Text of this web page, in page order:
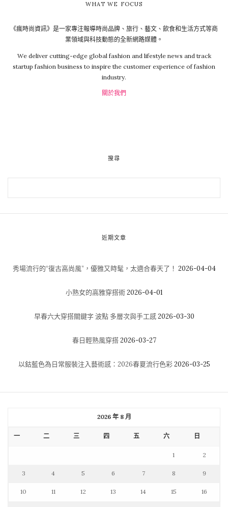
WHAT WE FOCUS
《瘋時尚資訊》是一家專注報導時尚品牌、旅行、藝文、飲食和生活方式等商
業領域與科技動態的全新網路媒體。
We deliver cutting-edge global fashion and lifestyle news and track
startup fashion business to inspire the customer experience of fashion
industry.
關於我們
搜尋
近期文章
秀場流行的“復古高尚風”，優雅又時髦，太適合春天了！ 2026-04-04
小熟女的高雅穿搭術 2026-04-01
早春六大穿搭關鍵字 波點 多層次與手工感 2026-03-30
春日輕熟風穿搭 2026-03-27
以鈷藍色為日常服裝注入藝術感：2026春夏流行色彩 2026-03-25
2026 年 8 月
一 二 三 四 五 六 日
1 2
3 4 5 6 7 8 9
10 11 12 13 14 15 16